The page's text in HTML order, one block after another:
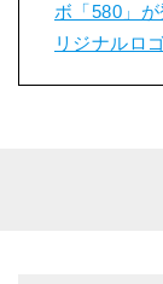
ボ「580」
リジナルロ